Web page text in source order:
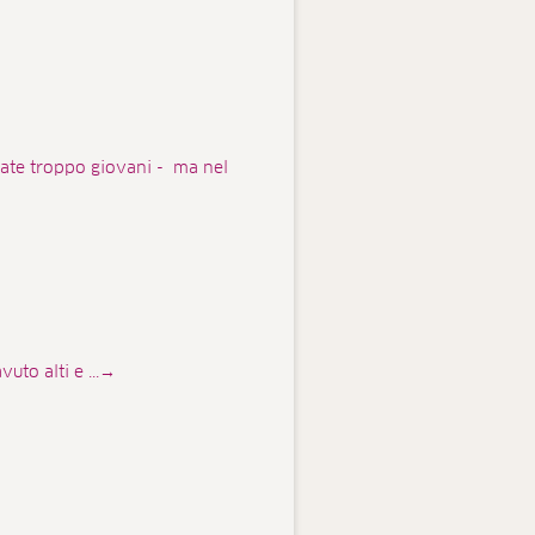
troppo giovani - ma nel
alti e ...→